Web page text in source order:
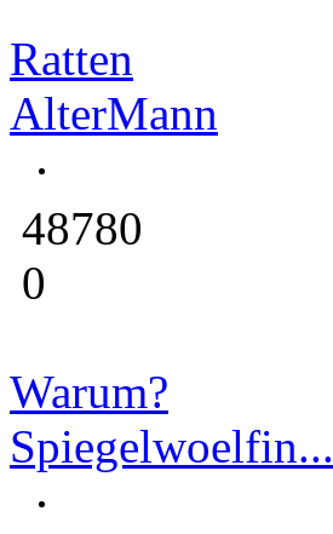
Ratten
AlterMann
48780
0
Warum?
Spiegelwoelfin...